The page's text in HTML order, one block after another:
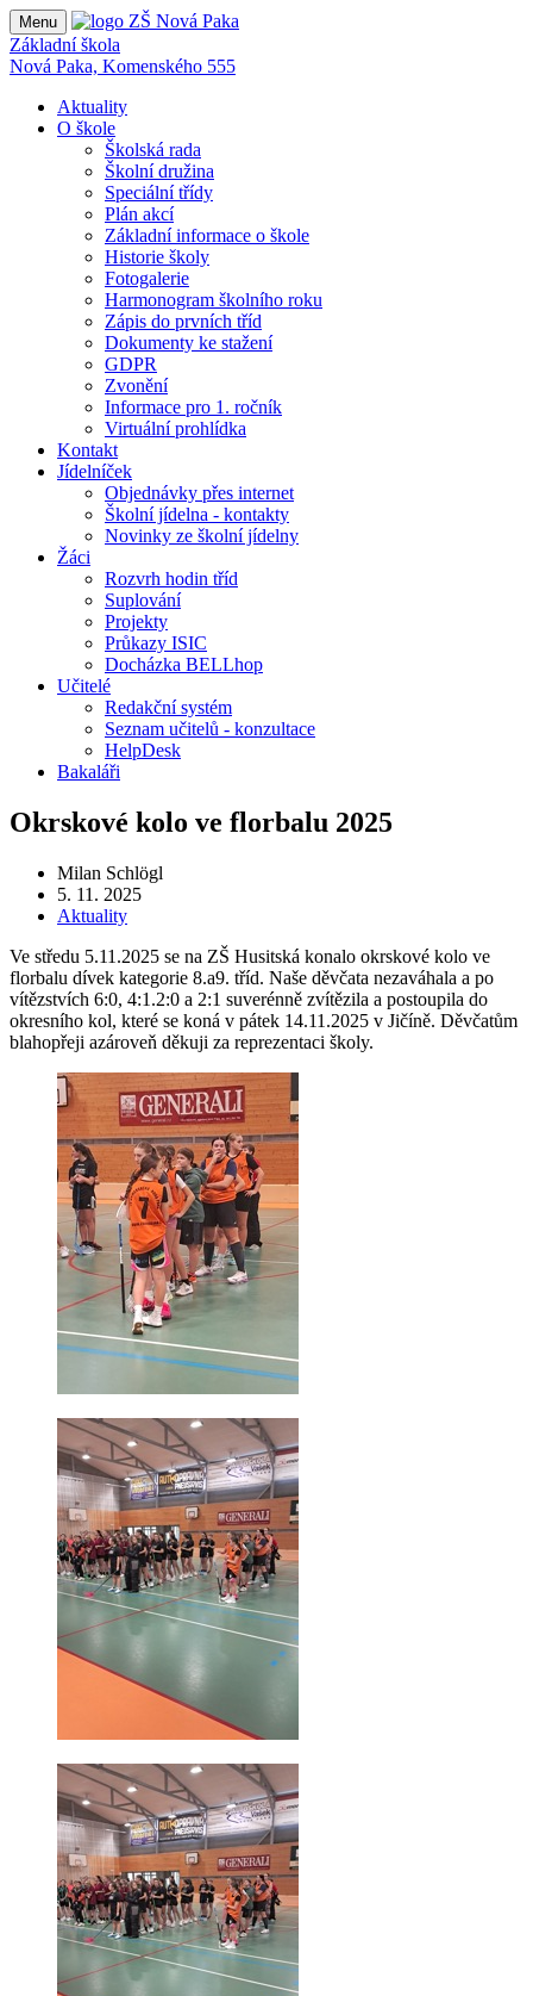
Menu
Základní škola
Nová Paka, Komenského 555
Aktuality
O škole
Školská rada
Školní družina
Speciální třídy
Plán akcí
Základní informace o škole
Historie školy
Fotogalerie
Harmonogram školního roku
Zápis do prvních tříd
Dokumenty ke stažení
GDPR
Zvonění
Informace pro 1. ročník
Virtuální prohlídka
Kontakt
Jídelníček
Objednávky přes internet
Školní jídelna - kontakty
Novinky ze školní jídelny
Žáci
Rozvrh hodin tříd
Suplování
Projekty
Průkazy ISIC
Docházka BELLhop
Učitelé
Redakční systém
Seznam učitelů - konzultace
HelpDesk
Bakaláři
Okrskové kolo ve florbalu 2025
Milan Schlögl
5. 11. 2025
Aktuality
Ve středu 5.11.2025 se na ZŠ Husitská konalo okrskové kolo ve
florbalu dívek kategorie 8.a9. tříd. Naše děvčata nezaváhala a po
vítězstvích 6:0, 4:1.2:0 a 2:1 suverénně zvítězila a postoupila do
okresního kol, které se koná v pátek 14.11.2025 v Jičíně. Děvčatům
blahopřeji azároveň děkuji za reprezentaci školy.